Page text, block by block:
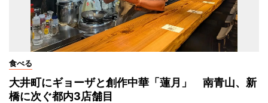
食べる
大井町にギョーザと創作中華「蓮月」 南青山、新
橋に次ぐ都内3店舗目